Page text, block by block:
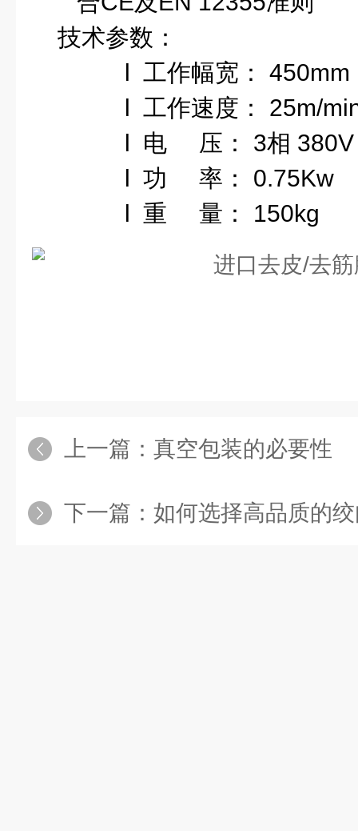
技术参数：
l 工作幅宽：
450mm
l 工作速度：
25m/
l
电 压： 3相 380V
l 功 率：
0.75Kw
l 重 量： 150kg
上一篇： 真空包装的必要性
下一篇： 如何选择高品质的